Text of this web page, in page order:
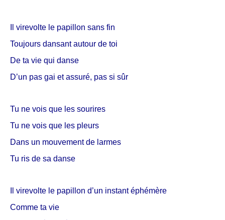
Il virevolte le papillon sans fin
Toujours dansant autour de toi
De ta vie qui danse
D’un pas gai et assuré, pas si sûr
Tu ne vois que les sourires
Tu ne vois que les pleurs
Dans un mouvement de larmes
Tu ris de sa danse
Il virevolte le papillon d’un instant éphémère
Comme ta vie